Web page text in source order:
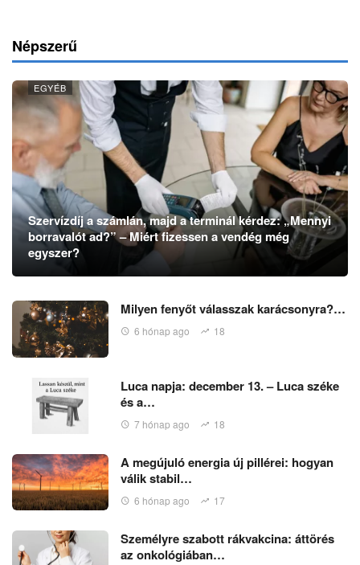
Népszerű
EGYÉB
Szervízdíj a számlán, majd a terminál kérdez: „Mennyi
borravalót ad?” – Miért fizessen a vendég még
egyszer?
Milyen fenyőt válasszak karácsonyra?…
6 hónap ago 18
Luca napja: december 13. – Luca széke
és a…
7 hónap ago 18
A megújuló energia új pillérei: hogyan
válik stabil…
6 hónap ago 17
Személyre szabott rákvakcina: áttörés
az onkológiában…